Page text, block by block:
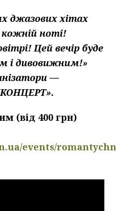
джазових хітах
кожній ноті!
Цей вечір буде
і дивовижним!»
—
(від 400 грн)
events/